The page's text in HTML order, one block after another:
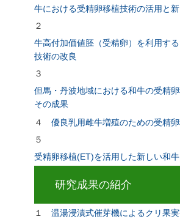
牛における受精卵移植技術の活用と
２
牛高付加価値胚（受精卵）を利用す
技術の改良
３
但馬・丹波地域における和牛の受精
その成果
４ 優良乳用雌牛増殖のための受精
５
受精卵移植(ET)を活用した新しい和
研究成果の紹介
１ 温湯浸漬式催芽機によるクリ果